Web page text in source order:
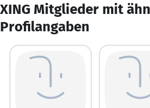
XING Mitglieder mit
Profilangaben